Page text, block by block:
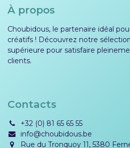
À propos
Choubidous, le partenaire idéal
créatifs ! Découvrez notre
supérieure pour satisfaire
clients.
Contacts
+32 (0) 81 65 65 55
info@choubidous.be
Rue du Tronquoy 11, 5380